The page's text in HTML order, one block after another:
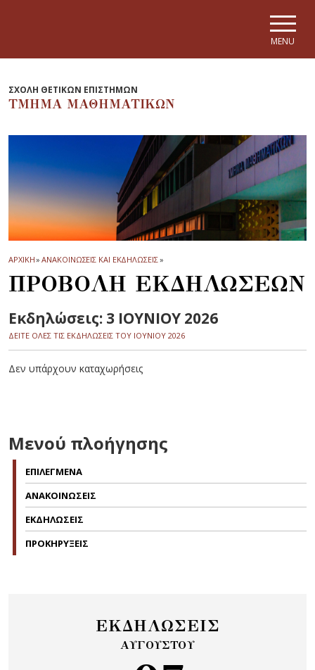
MENU
ΣΧΟΛΗ ΘΕΤΙΚΩΝ ΕΠΙΣΤΗΜΩΝ
ΤΜΗΜΑ ΜΑΘΗΜΑΤΙΚΩΝ
ΑΡΧΙΚΗ» ΑΝΑΚΟΙΝΩΣΕΙΣ ΚΑΙ ΕΚΔΗΛΩΣΕΙΣ»
ΠΡΟΒΟΛΗ ΕΚΔΗΛΩΣΕΩΝ
Εκδηλώσεις: 3 ΙΟΥΝΙΟΥ 2026
ΔΕΙΤΕ ΟΛΕΣ ΤΙΣ ΕΚΔΗΛΩΣΕΙΣ ΤΟΥ ΙΟΥΝΙΟΥ 2026
Δεν υπάρχουν καταχωρήσεις
Μενού πλοήγησης
ΕΠΙΛΕΓΜΕΝΑ
ΑΝΑΚΟΙΝΩΣΕΙΣ
ΕΚΔΗΛΩΣΕΙΣ
ΠΡΟΚΗΡΥΞΕΙΣ
ΕΚΔΗΛΩΣΕΙΣ
ΑΥΓΟΥΣΤΟΥ